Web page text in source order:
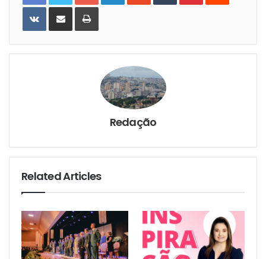
VKontakteShare
Email
Print
Redação
Related Articles